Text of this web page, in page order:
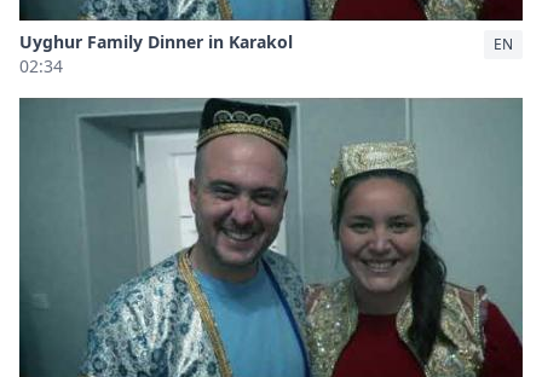
Uyghur Family Dinner in Karakol
02:34
EN